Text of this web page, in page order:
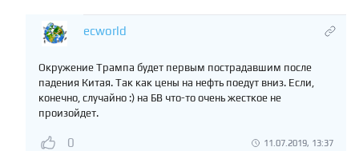
ecworld
Окружение Трампа будет первым пострадавшим после
падения Китая. Так как цены на нефть поедут вниз. Если,
конечно, случайно :) на БВ что-то очень жесткое не
произойдет.
0 11.07.2019, 13:37